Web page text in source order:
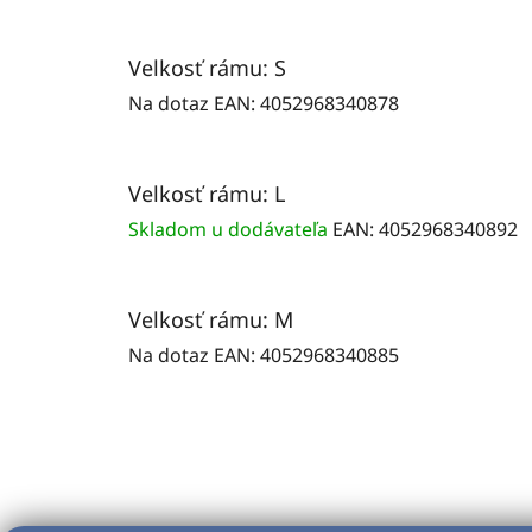
Velkosť rámu: S
Na dotaz EAN: 4052968340878
Velkosť rámu: L
Skladom u dodávateľa EAN: 4052968340892
Velkosť rámu: M
Na dotaz EAN: 4052968340885